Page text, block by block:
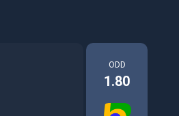
ODD
1.80